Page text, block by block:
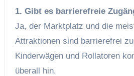
1. Gibt es barrierefreie
Ja, der Marktplatz und die
Attraktionen sind barrierefrei
Kinderwägen und Rollatoren
überall hin.